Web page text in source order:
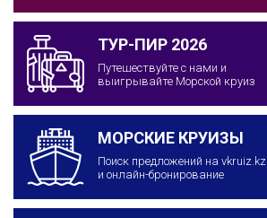
ТУР-ПИР 2026
Путешествуйте с нами и
выигрывайте Морской круиз
МОРСКИЕ КРУИЗЫ
Поиск предложений на vkruiz.kz
и онлайн-бронирование